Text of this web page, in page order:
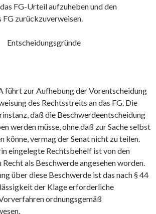
FG-Urteil aufzuheben und den
zurückzuverweisen.
Entscheidungsgründe
führt zur Aufhebung der Vorentscheidung
des Rechtsstreits an das FG. Die
daß die Beschwerdeentscheidung
werden müsse, ohne daß zur Sache selbst
könne, vermag der Senat nicht zu teilen.
eingelegte Rechtsbehelf ist von den
als Beschwerde angesehen worden.
über diese Beschwerde ist das nach § 44
der Klage erforderliche
ordnungsgemäß